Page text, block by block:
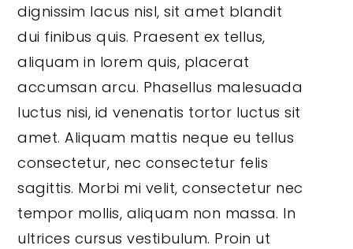
dignissim lacus nisl, sit amet blandit
dui finibus quis. Praesent ex tellus,
aliquam in lorem quis, placerat
accumsan arcu. Phasellus malesuada
luctus nisi, id venenatis tortor luctus sit
amet. Aliquam mattis neque eu tellus
consectetur, nec consectetur felis
sagittis. Morbi mi velit, consectetur nec
tempor mollis, aliquam non massa. In
ultrices cursus vestibulum. Proin ut